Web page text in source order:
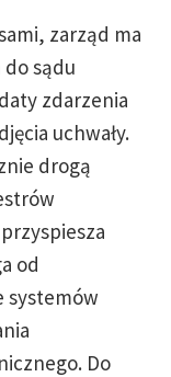
zarząd ma
sądu
zdarzenia
uchwały.
drogą
od
systemów
Do